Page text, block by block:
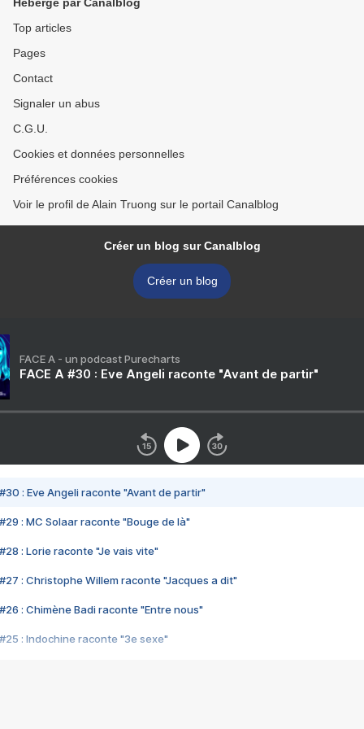
Top articles
Pages
Contact
Signaler un abus
C.G.U.
Cookies et données personnelles
Préférences cookies
Voir le profil de Alain Truong sur le portail Canalblog
Créer un blog sur Canalblog
Créer un blog
FACE A - un podcast Purecharts
FACE A #30 : Eve Angeli raconte "Avant de partir"
#30 : Eve Angeli raconte "Avant de partir"
#29 : MC Solaar raconte "Bouge de là"
#28 : Lorie raconte "Je vais vite"
#27 : Christophe Willem raconte "Jacques a dit"
#26 : Chimène Badi raconte "Entre nous"
#25 : Indochine raconte "3e sexe"